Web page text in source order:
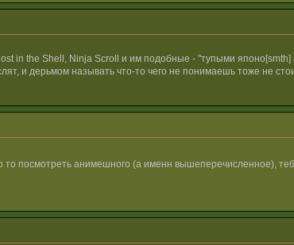
in the Shell, Ninja Scroll и им подобные - "тупыми
и дерьмом называть что-то чего не понимаешь тоже не
посмотреть анимешного (а именн вышеперечисленное),